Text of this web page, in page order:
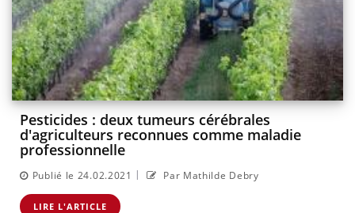
Pesticides : deux tumeurs cérébrales
d'agriculteurs reconnues comme maladie
professionnelle
Publié le 24.02.2021 | Par Mathilde Debry
LIRE L'ARTICLE